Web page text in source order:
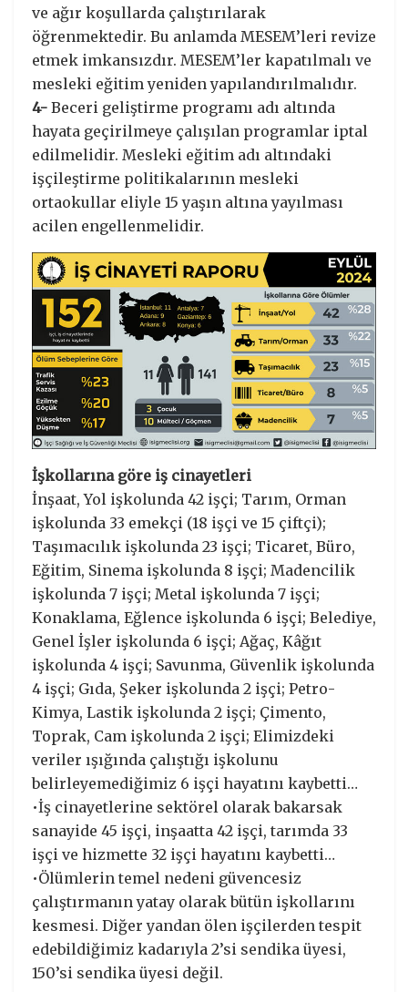
ve ağır koşullarda çalıştırılarak
öğrenmektedir. Bu anlamda MESEM’leri revize
etmek imkansızdır. MESEM’ler kapatılmalı ve
mesleki eğitim yeniden yapılandırılmalıdır.
4- Beceri geliştirme programı adı altında
hayata geçirilmeye çalışılan programlar iptal
edilmelidir. Mesleki eğitim adı altındaki
işçileştirme politikalarının mesleki
ortaokullar eliyle 15 yaşın altına yayılması
acilen engellenmelidir.
İşkollarına göre iş cinayetleri
İnşaat, Yol işkolunda 42 işçi; Tarım, Orman
işkolunda 33 emekçi (18 işçi ve 15 çiftçi);
Taşımacılık işkolunda 23 işçi; Ticaret, Büro,
Eğitim, Sinema işkolunda 8 işçi; Madencilik
işkolunda 7 işçi; Metal işkolunda 7 işçi;
Konaklama, Eğlence işkolunda 6 işçi; Belediye,
Genel İşler işkolunda 6 işçi; Ağaç, Kâğıt
işkolunda 4 işçi; Savunma, Güvenlik işkolunda
4 işçi; Gıda, Şeker işkolunda 2 işçi; Petro-
Kimya, Lastik işkolunda 2 işçi; Çimento,
Toprak, Cam işkolunda 2 işçi; Elimizdeki
veriler ışığında çalıştığı işkolunu
belirleyemediğimiz 6 işçi hayatını kaybetti…
•İş cinayetlerine sektörel olarak bakarsak
sanayide 45 işçi, inşaatta 42 işçi, tarımda 33
işçi ve hizmette 32 işçi hayatını kaybetti…
•Ölümlerin temel nedeni güvencesiz
çalıştırmanın yatay olarak bütün işkollarını
kesmesi. Diğer yandan ölen işçilerden tespit
edebildiğimiz kadarıyla 2’si sendika üyesi,
150’si sendika üyesi değil.